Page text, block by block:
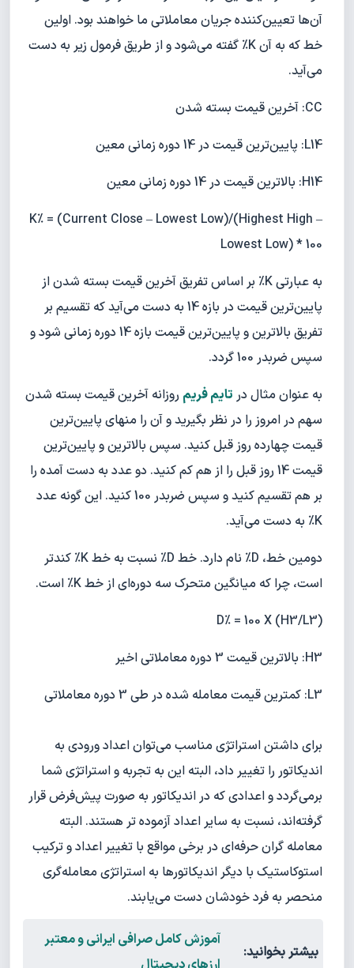
آن‌ها تعیین‌کننده جریان معاملاتی ما خواهند بود. اولین
خط که به آن K% گفته می‌شود و از طریق فرمول زیر به دست
می‌آید.
CC: آخرین قیمت بسته شدن
L14: پایین‌ترین قیمت در 14 دوره زمانی معین
H14: بالاترین قیمت در 14 دوره زمانی معین
K% = (Current Close – Lowest Low)/(Highest High –
Lowest Low) * 100
به عبارتی K% بر اساس تفریق آخرین قیمت بسته شدن از
پایین‌ترین قیمت در بازه 14 به دست می‌آید که تقسیم بر
تفریق بالاترین و پایین‌ترین قیمت بازه 14 دوره زمانی شود و
سپس ضربدر 100 گردد.
به عنوان مثال در تایم فریم روزانه آخرین قیمت بسته شدن
سهم در امروز را در نظر بگیرید و آن را منهای پایین‌ترین
قیمت چهارده روز قبل کنید. سپس بالاترین و پایین‌ترین
قیمت 14 روز قبل را از هم کم کنید. دو عدد به دست آمده را
بر هم تقسیم کنید و سپس ضربدر 100 کنید. این گونه عدد
K% به دست می‌آید.
دومین خط، D% نام دارد. خط D% نسبت به خط K% کندتر
است، چرا که میانگین متحرک سه دوره‌ای از خط K% است.
(D% = 100 X (H3/L3
H3: بالاترین قیمت 3 دوره معاملاتی اخیر
L3: کمترین قیمت معامله شده در طی 3 دوره معاملاتی
برای داشتن استراتژی مناسب می‌توان اعداد ورودی به
اندیکاتور را تغییر داد، البته این به تجربه و استراتژی شما
برمی‌گردد و اعدادی که در اندیکاتور به صورت پیش‌فرض قرار
گرفته‌اند، نسبت به سایر اعداد آزموده تر هستند. البته
معامله گران حرفه‌ای در برخی مواقع با تغییر اعداد و ترکیب
استوکاستیک با دیگر اندیکاتورها به استراتژی معامله‌گری
منحصر به فرد خودشان دست می‌یابند.
بیشتر بخوانید:
آموزش کامل صرافی ایرانی و معتبر